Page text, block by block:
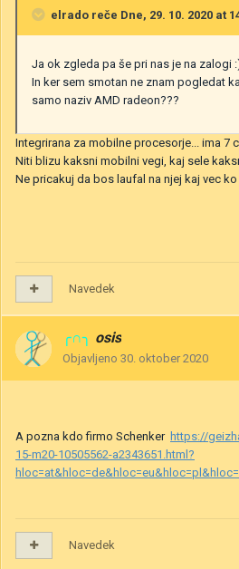
elrado reče Dne, 29. 10. 2020 at
Ja ok zgleda pa še pri nas je na zalogi
In ker sem smotan ne znam pogledat
samo naziv AMD radeon???
Integrirana za mobilne procesorje... ima 7
Niti blizu kaksni mobilni vegi, kaj sele
Ne pricakuj da bos laufal na njej kaj vec
Navedek
╭∩╮ osis
Objavljeno 30. oktober 2020
A pozna kdo firmo Schenker https://
15-m20-10505562-a2343651.html?
Navedek